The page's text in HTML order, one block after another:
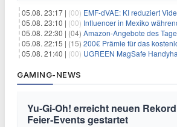
05.08. 23:17 | (00) EMF-dVAE: KI reduziert Videobearbeitung durch
05.08. 23:10 | (00) Influencer in Mexiko
05.08. 22:30 | (04) Amazon-Angebote des Tages – jeden
05.08. 22:15 | (15) 200€ Prämie für das kostenlose ING
05.08. 21:40 | (00) UGREEN MagSafe Handyhalterung fürs
GAMING-NEWS
Yu‑Gi‑Oh! erreicht neuen
Feier‑Events gestartet